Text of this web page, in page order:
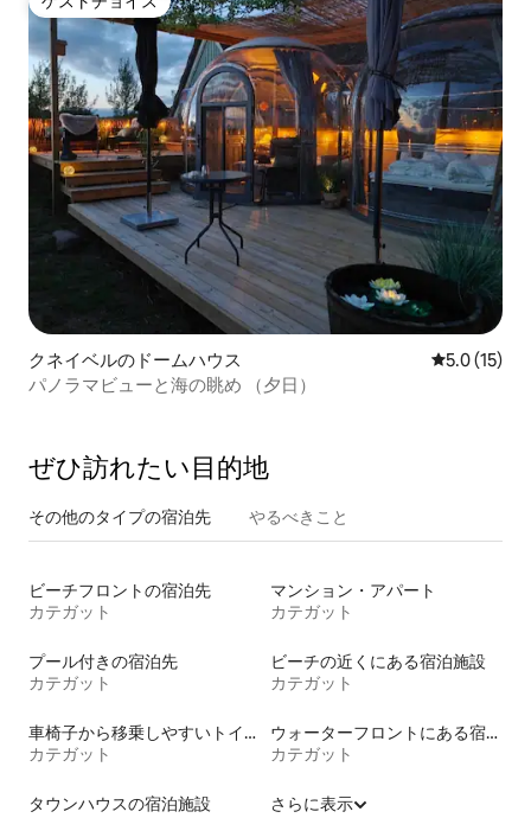
ゲストチョイス
クネイベルのドームハウス レビュー15
5.0 (15)
パノラマビューと海の眺め （夕日）
ぜひ訪⁠れ⁠た⁠い目⁠的⁠地
その他のタ⁠イ⁠プ⁠の宿⁠泊⁠先 やるべきこと
ビーチフロントの宿泊先
カテガット
マンション・アパート
カテガット
プール付きの宿泊先
カテガット
ビーチの近くにある宿泊施設
カテガット
車椅子から移乗しやすいトイレ付きの宿泊施設
カテガット
ウォーターフロントにある宿泊施設
カテガット
タウンハウスの宿泊施設
さらに表示